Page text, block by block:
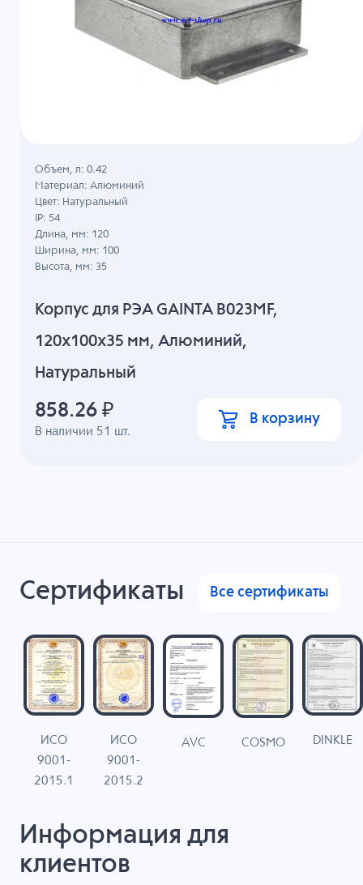
Корпус для РЭА GAINTA B023MF,
120x100x35 мм, Алюминий,
Натуральный
В наличии 51 шт.
Объем, л: 0.42
Материал: Алюминий
Цвет: Натуральный
IP: 54
Длина, мм: 120
Ширина, мм: 100
Высота, мм: 35
858.26 ₽ В корзину
Сертификаты Все сертификаты
ИСО
9001-
2015.1
ИСО
9001-
2015.2
AVC COSMO DINKLE
Информация для
клиентов